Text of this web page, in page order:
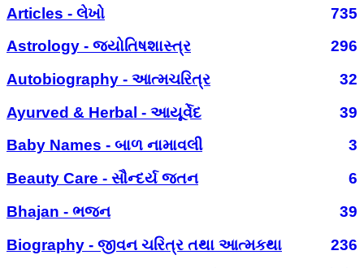
Articles - લેખો
735
Astrology - જ્યોતિષશાસ્ત્ર
296
Autobiography - આત્મચરિત્ર
32
Ayurved & Herbal - આયૂર્વેદ
39
Baby Names - બાળ નામાવલી
3
Beauty Care - સૌન્દર્ય જતન
6
Bhajan - ભજન
39
Biography - જીવન ચરિત્ર તથા આત્મકથા
236